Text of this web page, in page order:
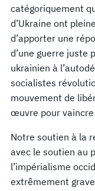
catégoriquement
d’Ukraine ont
d’apporter une
d’une guerre juste
ukrainien à
socialistes
mouvement de
œuvre pour vaincre
Notre soutien à la
avec le soutien au
l’impérialisme
extrêmement